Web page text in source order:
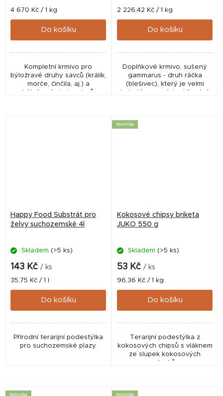
Měrná
cena:
4 670 Kč / 1 kg
Do košíku
Kompletní krmivo pro
býložravé druhy savců (králík,
morče, činčila, aj.) a
Měrná
cena:
2 226,42 Kč / 1 kg
Do košíku
Doplňkové krmivo, sušený
gammarus - druh ráčka
(blešivec), který je velmi
Happy Food Substrát pro
želvy suchozemské 4l
Skladem (>5 ks)
143 Kč / ks
Měrná
cena:
35,75 Kč / 1 l
Do košíku
Přírodní terarijní podestýlka
pro suchozemské plazy.
Novinka
Kokosové chipsy briketa
JUKO 550 g
Skladem (>5 ks)
53 Kč / ks
Měrná
cena:
96,36 Kč / 1 kg
Do košíku
Terarijní podestýlka z
kokosových chipsů s vláknem
ze slupek kokosových
ořechů.
Novinka Novinka